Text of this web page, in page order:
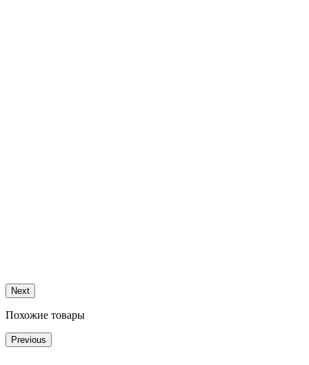
Next
Похожие товары
Previous